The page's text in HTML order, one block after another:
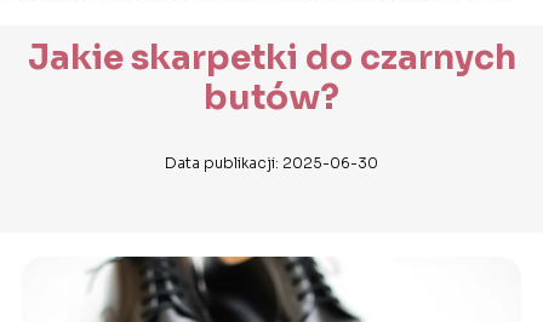
Jakie skarpetki do czarnych
butów?
Data publikacji: 2025-06-30